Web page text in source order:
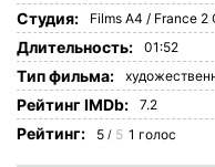
Студия: Films A4 / France 2
Длительность: 01:52
Tип фильма:
Рейтинг IMDb: 7.2
Рейтинг: 5 / 5 1 голос